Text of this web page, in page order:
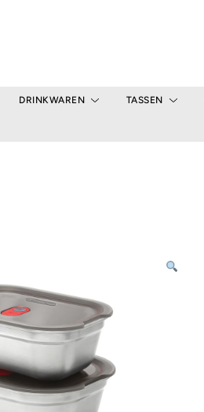
DRINKWAREN TASSEN